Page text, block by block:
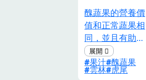
醜蔬果的營養價
值和正常蔬果相
同，並且有助於
減少食物浪費。
大部分被農產市
場淘汰的醜蔬果
果汁 醜蔬果
雲林 虎尾